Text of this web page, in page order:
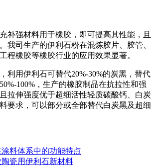
强材料用于橡胶，即可提高其性能，且
我司生产的伊利石粉在混炼胶片、胶管、
程橡胶等橡胶行业的应用效果显著。
用伊利石可替代20%-30%的炭黑，替代
100%，生产的橡胶制品在抗拉性和强
拉伸强度优于超细活性轻质碳酸钙、白炭
要求，可以部分或全部替代白炭黑及超细
料体系中的功能特点
陶瓷用伊利石新材料